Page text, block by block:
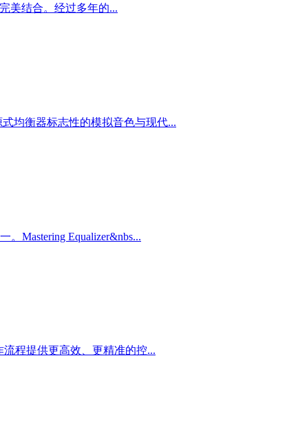
美结合。经过多年的...
均衡器标志性的模拟音色与现代...
Mastering Equalizer&nbs...
程提供更高效、更精准的控...